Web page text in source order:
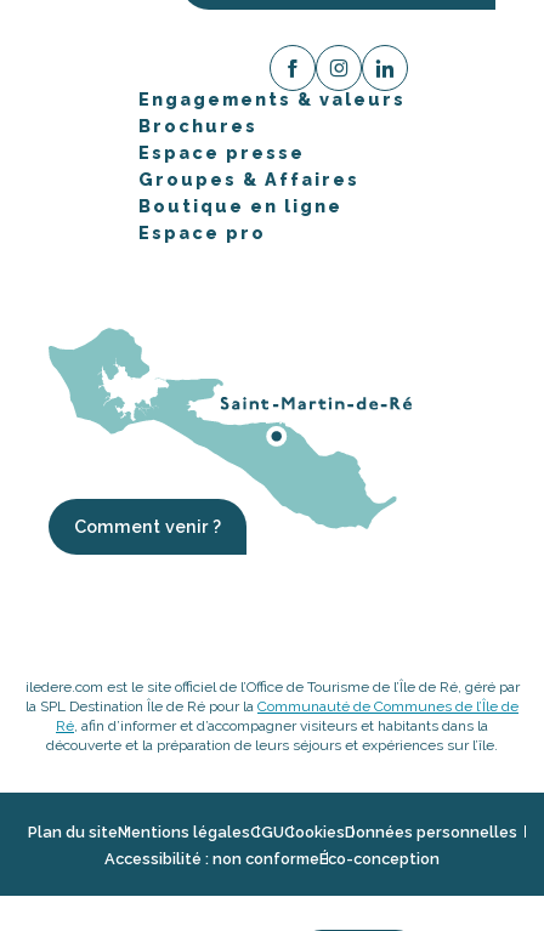
Engagements & valeurs
Brochures
Espace presse
Groupes & Affaires
Boutique en ligne
Espace pro
Comment venir ?
iledere.com est le site officiel de l’Office de Tourisme de l’Île de Ré, géré par
la SPL Destination Île de Ré pour la Communauté de Communes de l’Île de
Ré, afin d’informer et d’accompagner visiteurs et habitants dans la
découverte et la préparation de leurs séjours et expériences sur l’île.
Plan du siteMentions légalesCGUCookiesDonnées personnelles
Accessibilité : non conformeÉco-conception